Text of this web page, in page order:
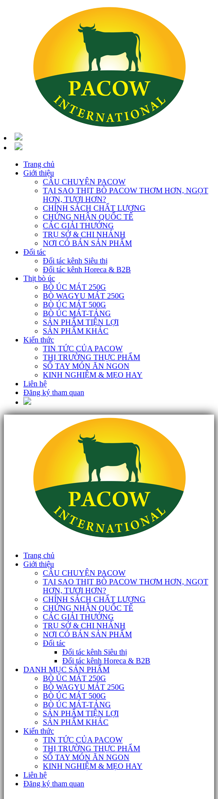
Trang chủ
Giới thiệu
CÂU CHUYỆN PACOW
TẠI SAO THỊT BÒ PACOW THƠM HƠN, NGỌT
HƠN, TƯƠI HƠN?
CHÍNH SÁCH CHẤT LƯỢNG
CHỨNG NHẬN QUỐC TẾ
CÁC GIẢI THƯỞNG
TRỤ SỞ & CHI NHÁNH
NƠI CÓ BÁN SẢN PHẨM
Đối tác
Đối tác kênh Siêu thị
Đối tác kênh Horeca & B2B
Thịt bò úc
BÒ ÚC MÁT 250G
BÒ WAGYU MÁT 250G
BÒ ÚC MÁT 500G
BÒ ÚC MÁT-TẢNG
SẢN PHẨM TIỆN LỢI
SẢN PHẨM KHÁC
Kiến thức
TIN TỨC CỦA PACOW
THỊ TRƯỜNG THỰC PHẨM
SỔ TAY MÓN ĂN NGON
KINH NGHIỆM & MẸO HAY
Liên hệ
Đăng ký tham quan
Trang chủ
Giới thiệu
CÂU CHUYỆN PACOW
TẠI SAO THỊT BÒ PACOW THƠM HƠN, NGỌT
HƠN, TƯƠI HƠN?
CHÍNH SÁCH CHẤT LƯỢNG
CHỨNG NHẬN QUỐC TẾ
CÁC GIẢI THƯỞNG
TRỤ SỞ & CHI NHÁNH
NƠI CÓ BÁN SẢN PHẨM
Đối tác
Đối tác kênh Siêu thị
Đối tác kênh Horeca & B2B
DANH MỤC SẢN PHẨM
BÒ ÚC MÁT 250G
BÒ WAGYU MÁT 250G
BÒ ÚC MÁT 500G
BÒ ÚC MÁT-TẢNG
SẢN PHẨM TIỆN LỢI
SẢN PHẨM KHÁC
Kiến thức
TIN TỨC CỦA PACOW
THỊ TRƯỜNG THỰC PHẨM
SỔ TAY MÓN ĂN NGON
KINH NGHIỆM & MẸO HAY
Liên hệ
Đăng ký tham quan